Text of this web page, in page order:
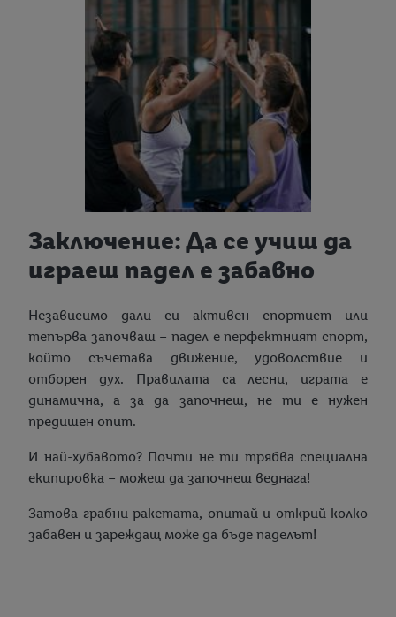
Заключение: Да се учиш да
играеш падел е забавно
Независимо дали си активен спортист или
тепърва започваш – падел е перфектният спорт,
който съчетава движение, удоволствие и
отборен дух. Правилата са лесни, играта е
динамична, а за да започнеш, не ти е нужен
предишен опит.
И най-хубавото? Почти не ти трябва специална
екипировка – можеш да започнеш веднага!
Затова грабни ракетата, опитай и открий колко
забавен и зареждащ може да бъде паделът!